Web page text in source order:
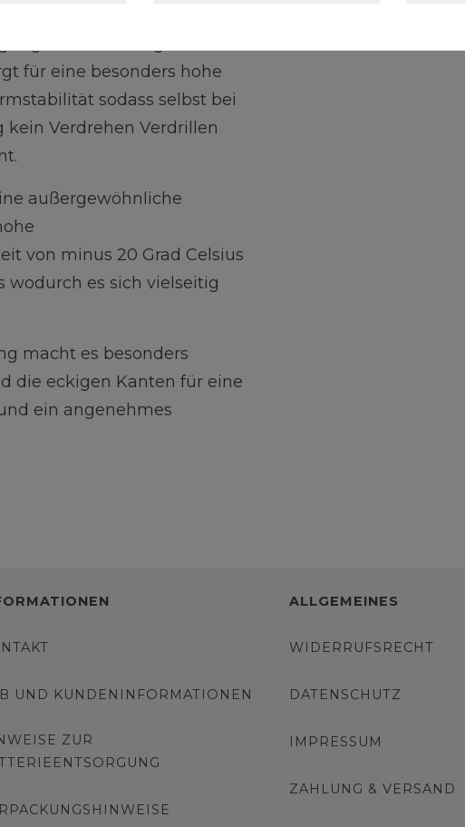
unter
Die 18 fädige
für eine besonders hohe
sodass selbst bei
kein Verdrehen Verdrillen
außergewöhnliche
von minus 20 Grad Celsius
wodurch es sich vielseitig
macht es besonders
die eckigen Kanten für eine
ein angenehmes
UND KUNDENINFORMATIONEN
ZUR
ALLGEMEINES
WIDERRUFSRECHT
DATENSCHUTZ
IMPRESSUM
ZAHLUNG & VERSAND